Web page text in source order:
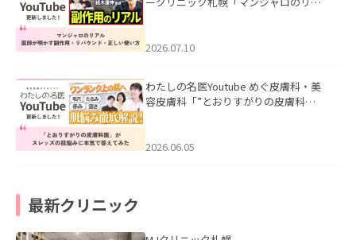
た。
2026.07.10
わたしの名医Youtube めぐ皮膚科・美
容皮膚科「”とおりすがりの皮膚科
2026.06.05
最新クリニック